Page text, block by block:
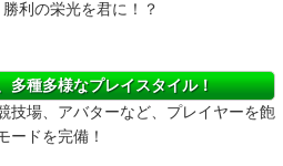
利の栄光を君に！？
多種多様なプレイスタイル！
技場、アバターなど、プレイヤーを飽
ードを完備！